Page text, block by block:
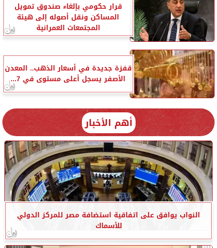
قرار حكومي بإلغاء صندوق تمويل
المساكن ونقل أصوله إلى هيئة
المجتمعات العمرانية
قفزة جديدة في أسعار الذهب.. المعدن
الأصفر يسجل أعلى مستوى في 7...
أهم الأخبار
النواب يوافق على اتفاقية استضافة مصر للمركز الدولي
للأسماك